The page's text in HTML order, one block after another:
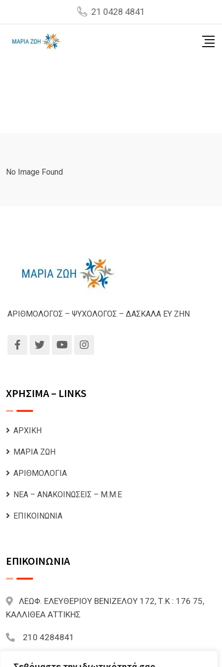
21 0428 4841
No Image Found
ΑΡΙΘΜΟΛΟΓΟΣ – ΨΥΧΟΛΟΓΟΣ – ΔΑΣΚΑΛΑ ΕΥ ΖΗΝ
ΧΡΗΣΙΜΑ – LINKS
ΑΡΧΙΚΗ
ΜΑΡΙΑ ΖΩΗ
ΑΡΙΘΜΟΛΟΓΙΑ
ΝΕΑ – ΑΝΑΚΟΙΝΩΣΕΙΣ – Μ.Μ.Ε
ΕΠΙΚΟΙΝΩΝΙΑ
ΕΠΙΚΟΙΝΩΝΙΑ
ΛΕΩΦ. ΕΛΕΥΘΕΡΙΟΥ ΒΕΝΙΖΕΛΟΥ 172, Τ.Κ : 176 75,
ΚΑΛΛΙΘΕΑ ΑΤΤΙΚΗΣ
210 4284841
mariazoi.powernumbers@gmail.com